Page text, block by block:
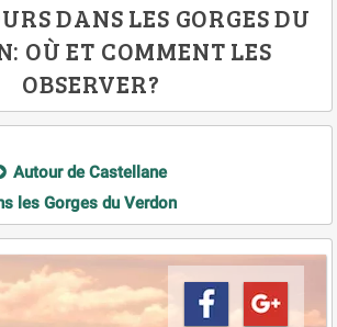
DANS LES GORGES DU
OÙ ET COMMENT LES
OBSERVER?
Autour de Castellane
les Gorges du Verdon